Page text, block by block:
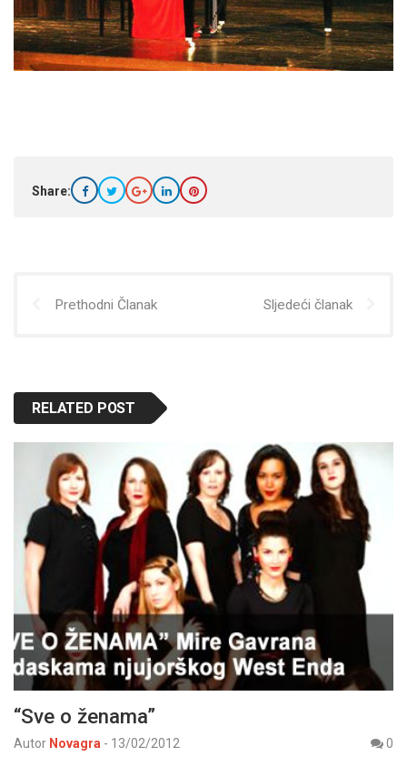
Share:
Prethodni Članak Sljedeći članak
RELATED POST
“Sve o ženama”
Autor Novagra - 13/02/2012 0